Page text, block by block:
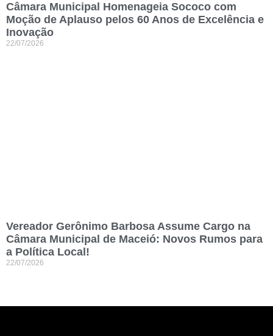
Câmara Municipal Homenageia Sococo com
Moção de Aplauso pelos 60 Anos de Excelência e
Inovação
22/07/2026
Vereador Gerônimo Barbosa Assume Cargo na
Câmara Municipal de Maceió: Novos Rumos para
a Política Local!
22/07/2026